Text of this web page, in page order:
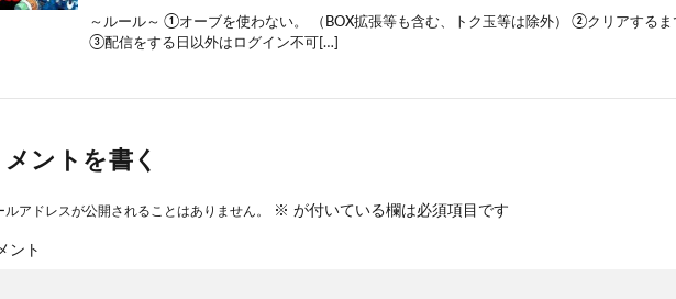
～ルール～ ①オーブを使わない。 （BOX拡張等も含む、トク玉等は除外） ②クリアする
③配信をする日以外はログイン不可[…]
メントを書く
ルアドレスが公開されることはありません。 ※ が付いている欄は必須項目です
ント